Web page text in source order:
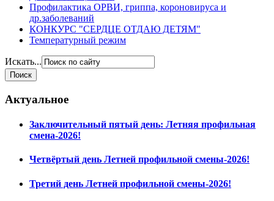
Профилактика ОРВИ, гриппа, короновируса и
др.заболеваний
КОНКУРС "СЕРДЦЕ ОТДАЮ ДЕТЯМ"
Температурный режим
Искать...
Актуальное
Заключительный пятый день: Летняя профильная
смена-2026!
Четвёртый день Летней профильной смены-2026!
Третий день Летней профильной смены-2026!